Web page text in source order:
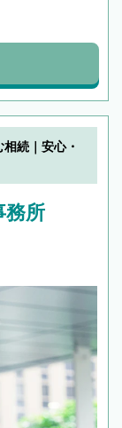
続｜安心・
務所